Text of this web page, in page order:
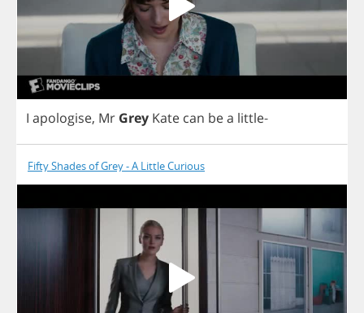
I apologise, Mr Grey Kate can bea little-
Fifty Shades of Grey - A Little Curious